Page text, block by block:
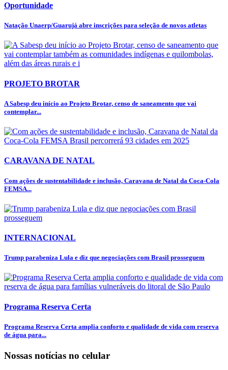
Oportunidade
Natação Unaerp/Guarujá abre inscrições para seleção de novos atletas
PROJETO BROTAR
A Sabesp deu início ao Projeto Brotar, censo de saneamento que vai
contemplar...
CARAVANA DE NATAL
Com ações de sustentabilidade e inclusão, Caravana de Natal da Coca-Cola
FEMSA...
INTERNACIONAL
Trump parabeniza Lula e diz que negociações com Brasil prosseguem
Programa Reserva Certa
Programa Reserva Certa amplia conforto e qualidade de vida com reserva
de água para...
Nossas notícias no celular